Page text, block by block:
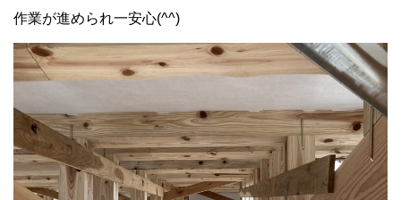
作業が進められ一安心(^^)